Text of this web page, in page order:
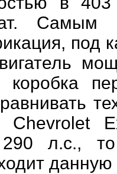
Самым
под
коробка
Chevrolet
л.с., то